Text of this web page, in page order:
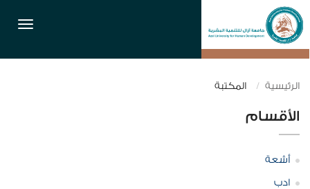
الرئيسية المكتبة
الأقسام
أشعة
ادب